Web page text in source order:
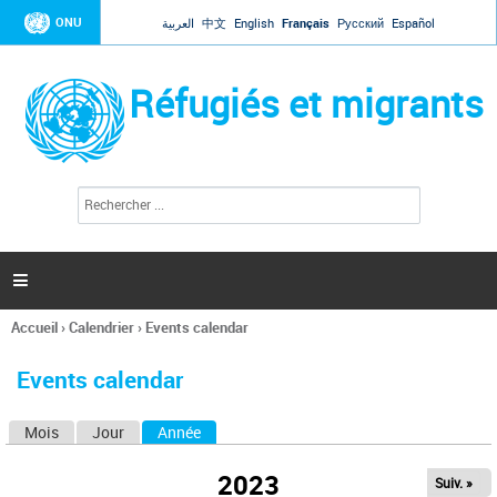
Jump to navigation
ONU العربية 中文 English Français Русский Español
Réfugiés et migrants
l
c
h
e

Vous
ici
Accueil›Calendrier› Events calendar
Events calendar
Mois Jour Année
2023 Suiv. »